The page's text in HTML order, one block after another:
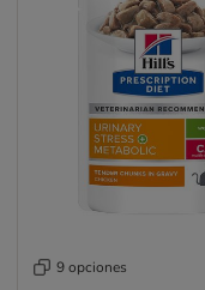
9 opciones